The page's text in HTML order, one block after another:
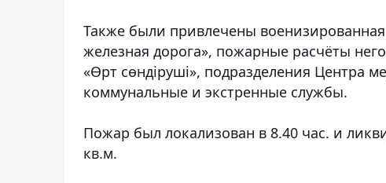
Также были привлечены
железная дорога», пожарные расчёты
«Өрт сөндіруші», подразделения Центра
коммунальные и экстренные службы.
Пожар был локализован в 8.40 час. и
кв.м.